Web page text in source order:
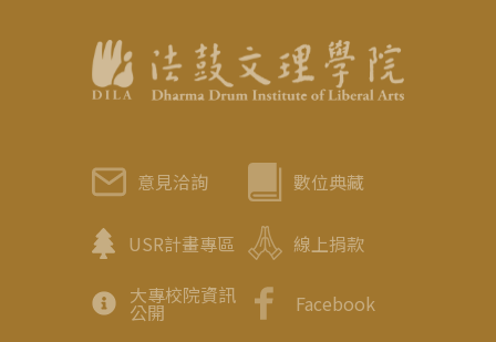
意見洽詢 數位典藏
USR計畫專區
線上捐款
大專校院資訊
公開 Facebook